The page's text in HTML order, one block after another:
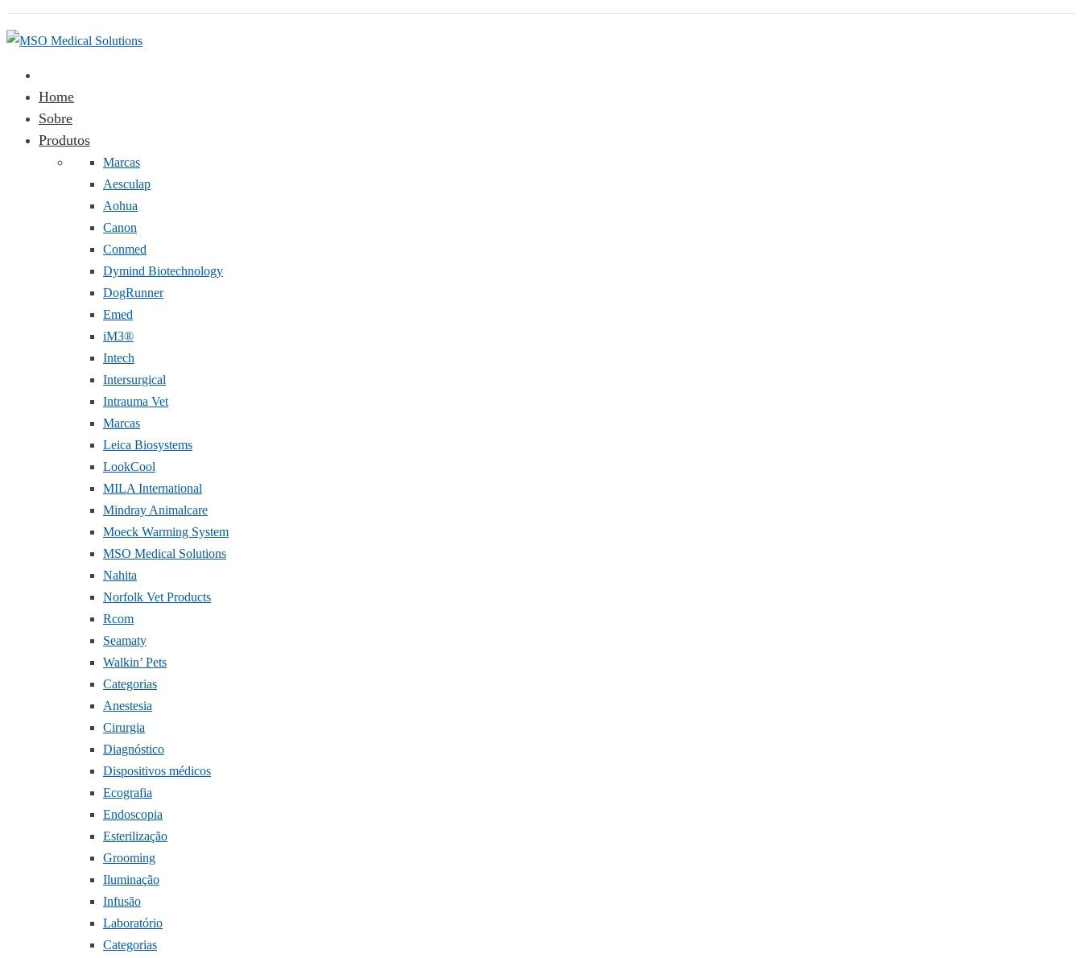
Home
Sobre
Produtos
Marcas
Aesculap
Aohua
Canon
Conmed
Dymind Biotechnology
DogRunner
Emed
iM3®️
Intech
Intersurgical
Intrauma Vet
Marcas
Leica Biosystems
LookCool
MILA International
Mindray Animalcare
Moeck Warming System
MSO Medical Solutions
Nahita
Norfolk Vet Products
Rcom
Seamaty
Walkin’ Pets
Categorias
Anestesia
Cirurgia
Diagnóstico
Dispositivos médicos
Ecografia
Endoscopia
Esterilização
Grooming
Iluminação
Infusão
Laboratório
Categorias